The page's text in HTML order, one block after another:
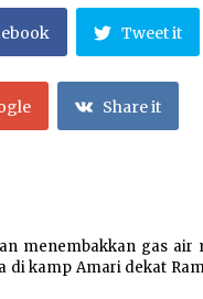
Keempat Operasional Haji
Telah Diberangkatkan
25, 2026
Provinsi Banten
Penyuluhan Optimalisasi
Terintegrasi
23, 2026
Tweet it
Share it
menembakkan gas air
di kamp Amari dekat